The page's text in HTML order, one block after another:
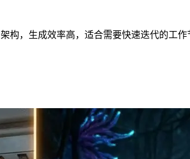
构，生成效率高，适合需要快速迭代的工作